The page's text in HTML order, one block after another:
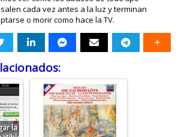
cada vez antes a la luz y terminan
o morir como hace la TV.
la